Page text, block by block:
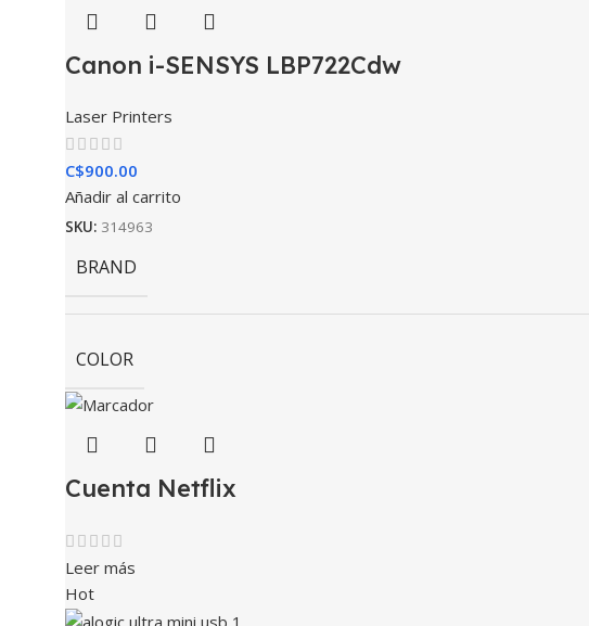
Canon i-SENSYS LBP722Cdw
Laser Printers
C$900.00
Añadir al carrito
SKU: 314963
BRAND
COLOR
Cuenta Netflix
Leer más
Hot